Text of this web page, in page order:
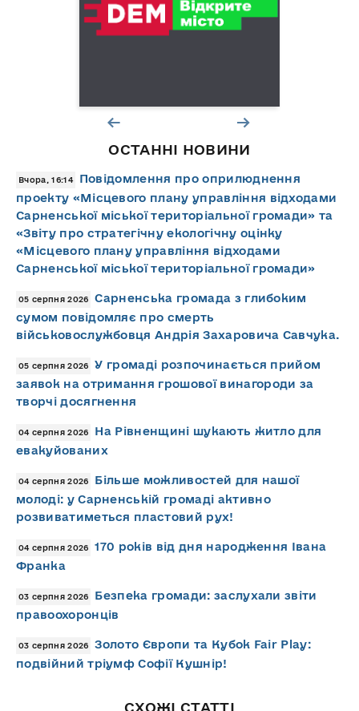
ОСТАННІ НОВИНИ
Вчора, 16:14
Повідомлення про оприлюднення
проекту «Місцевого плану управління відходами
Сарненської міської територіальної громади» та
«Звіту про стратегічну екологічну оцінку
«Місцевого плану управління відходами
Сарненської міської територіальної громади»
05 серпня 2026
Сарненська громада з глибоким
сумом повідомляє про смерть
військовослужбовця Андрія Захаровича Савчука.
05 серпня 2026
У громаді розпочинається прийом
заявок на отримання грошової винагороди за
творчі досягнення
04 серпня 2026
На Рівненщині шукають житло для
евакуйованих
04 серпня 2026
Більше можливостей для нашої
молоді: у Сарненській громаді активно
розвиватиметься пластовий рух!
04 серпня 2026
170 років від дня народження Івана
Франка
03 серпня 2026
Безпека громади: заслухали звіти
правоохоронців
03 серпня 2026
Золото Європи та Кубок Fair Play:
подвійний тріумф Софії Кушнір!
СХОЖІ СТАТТІ